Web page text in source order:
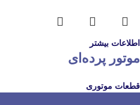
اطلاعات بیشتر
موتور پرده‌ای
قطعات موتوری